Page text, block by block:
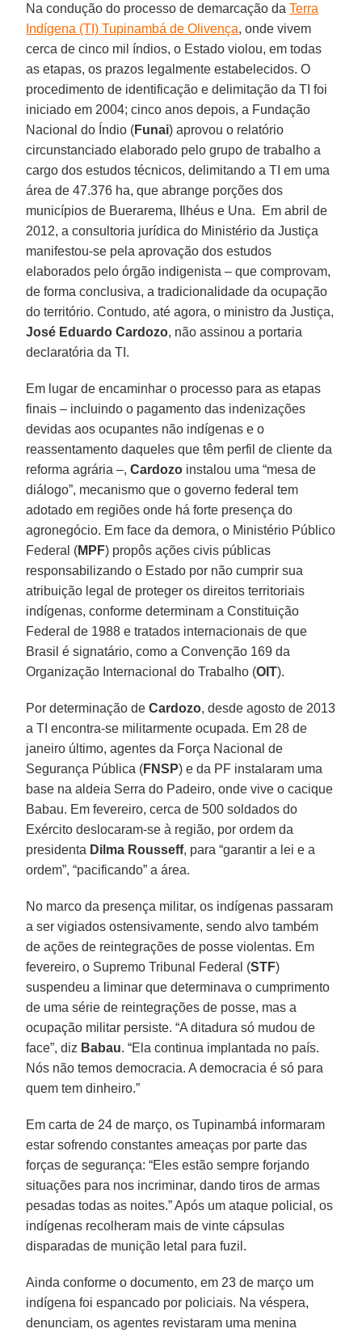
Na condução do processo de demarcação daTerra
Indígena (TI) Tupinambá de Olivença, onde vivem
cerca de cinco mil índios, o Estado violou, em todas
as etapas, os prazos legalmente estabelecidos. O
procedimento de identificação e delimitação da TI foi
iniciado em 2004; cinco anos depois, a Fundação
Nacional do Índio (Funai) aprovou o relatório
circunstanciado elaborado pelo grupo de trabalho a
cargo dos estudos técnicos, delimitando a TI em uma
área de 47.376 ha, que abrange porções dos
municípios de Buerarema, Ilhéus e Una. Em abril de
2012, a consultoria jurídica do Ministério da Justiça
manifestou-se pela aprovação dos estudos
elaborados pelo órgão indigenista – que comprovam,
de forma conclusiva, a tradicionalidade da ocupação
do território. Contudo, até agora, o ministro da Justiça,
José Eduardo Cardozo, não assinou a portaria
declaratória da TI.
Em lugar de encaminhar o processo para as etapas
finais – incluindo o pagamento das indenizações
devidas aos ocupantes não indígenas e o
reassentamento daqueles que têm perfil de cliente da
reforma agrária –,Cardozo instalou uma “mesa de
diálogo”, mecanismo que o governo federal tem
adotado em regiões onde há forte presença do
agronegócio. Em face da demora, o Ministério Público
Federal (MPF) propôs ações civis públicas
responsabilizando o Estado por não cumprir sua
atribuição legal de proteger os direitos territoriais
indígenas, conforme determinam a Constituição
Federal de 1988 e tratados internacionais de que
Brasil é signatário, como a Convenção 169 da
Organização Internacional do Trabalho (OIT).
Por determinação deCardozo, desde agosto de 2013
a TI encontra-se militarmente ocupada. Em 28 de
janeiro último, agentes da Força Nacional de
Segurança Pública (FNSP) e da PF instalaram uma
base na aldeia Serra do Padeiro, onde vive o cacique
Babau. Em fevereiro, cerca de 500 soldados do
Exército deslocaram-se à região, por ordem da
presidenta Dilma Rousseff, para “garantir a lei e a
ordem”, “pacificando” a área.
No marco da presença militar, os indígenas passaram
a ser vigiados ostensivamente, sendo alvo também
de ações de reintegrações de posse violentas. Em
fevereiro, o Supremo Tribunal Federal (STF)
suspendeu a liminar que determinava o cumprimento
de uma série de reintegrações de posse, mas a
ocupação militar persiste. “A ditadura só mudou de
face”, diz Babau. “Ela continua implantada no país.
Nós não temos democracia. A democracia é só para
quem tem dinheiro.”
Em carta de 24 de março, os Tupinambá informaram
estar sofrendo constantes ameaças por parte das
forças de segurança: “Eles estão sempre forjando
situações para nos incriminar, dando tiros de armas
pesadas todas as noites.” Após um ataque policial, os
indígenas recolheram mais de vinte cápsulas
disparadas de munição letal para fuzil.
Ainda conforme o documento, em 23 de março um
indígena foi espancado por policiais. Na véspera,
denunciam, os agentes revistaram uma menina